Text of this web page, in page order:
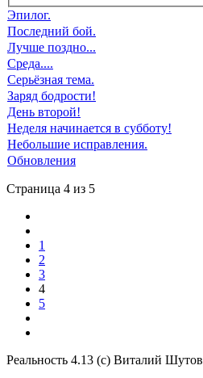
Эпилог.
Последний бой.
Лучше поздно...
Среда....
Серьёзная тема.
Заряд бодрости!
День второй!
Неделя начинается в субботу!
Небольшие исправления.
Обновления
Страница 4 из 5
1
2
3
4
5
Реальность 4.13 (с) Виталий Шутов